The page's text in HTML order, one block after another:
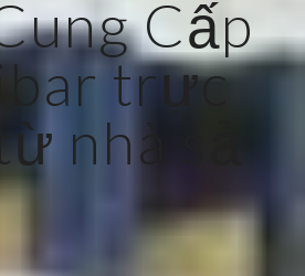
Cấp
trực
nhà sả